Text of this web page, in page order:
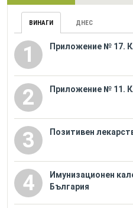
ВИНАГИ ДНЕС
1 Приложение № 17.
2 Приложение № 11.
3 Позитивен
4
Имунизационен
България